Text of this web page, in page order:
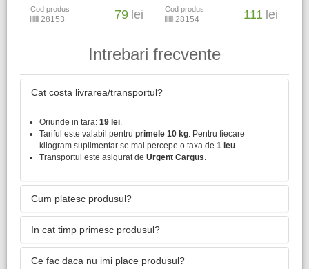
Cod produs
28153 79 lei Cod produs
28154 111 lei
Intrebari frecvente
Cat costa livrarea/transportul?
Oriunde in tara: 19 lei
Tariful este valabil pentru primele 10 kg . Pentru fiecare
kilogram suplimentar se mai percepe o taxa de 1 leu
Transportul este asigurat de Urgent Cargus
Cum platesc produsul?
In cat timp primesc produsul?
Ce fac daca nu imi place produsul?